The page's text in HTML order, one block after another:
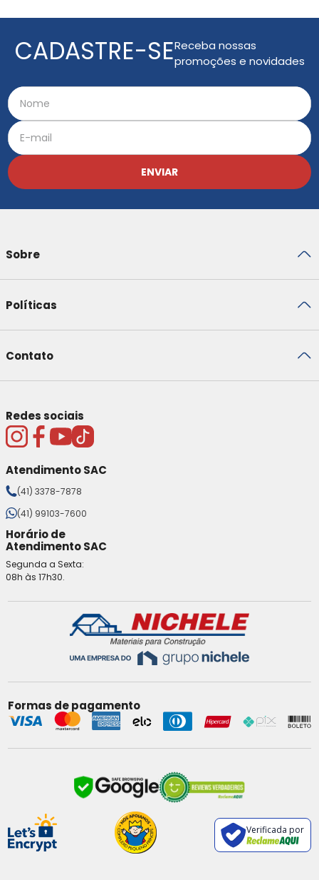
CADASTRE-SEReceba nossas
promoções e novidades
ENVIAR
Sobre
Políticas
Contato
Redes sociais
Atendimento SAC
(41) 3378-7878
(41) 99103-7600
Horário de
Atendimento SAC
Segunda a Sexta:
08h às 17h30.
Formas de pagamento
Verificada por